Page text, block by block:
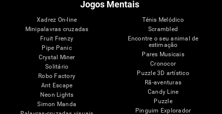
Jogos Mentais
Xadrez On-line
Minipalavras cruzadas
Fruit Frenzy
Pipe Panic
Crystal Miner
Solitário
Robo Factory
Ant Escape
Neon Lights
Simon Manda
Ténis Melódico
Scrambled
Encontre o seu animal de
estimação
Pares Musicais
Cronocor
Puzzle 3D artístico
Rã-aventuras
Candy Line
Puzzle
Pinguim Explorador